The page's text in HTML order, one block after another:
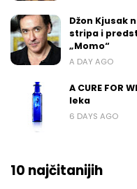
Džon Kjusak
stripa i
„Momo“
A DAY AGO
A CURE FOR
leka
6 DAYS AGO
10 najčitanijih